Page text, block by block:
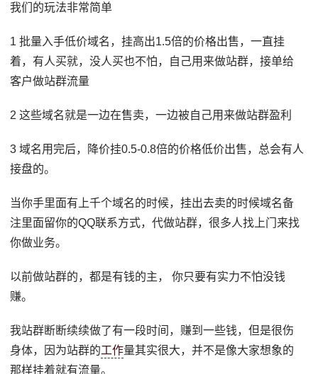
我们的玩法非常简单
1 批量入手低价域名，挂高出1.5倍的价格出售，一直挂
着，有人买就，没人买也不怕，自己用来做站群，接单给
客户做站群流量
2 这些域名就是一边在售卖，一边被自己用来做站群盈利
3 域名用完后，降价挂0.5-0.8倍的价格低价出售，总会有人
接盘的。
当你手里面有上千个域名的时候，挂出去卖的时候域名备
注里面留你的QQ联系方式，代做站群，很多人找上门来找
你做业务。
以前做站群的，都是有钱的主， 你只要有实力不怕没钱
赚。
我站群断断续续做了有一段时间，赚到一些钱，但是很伤
身体，因为站群的工作量其实很大，并不是像大家想象的
那样挂着就有流量。